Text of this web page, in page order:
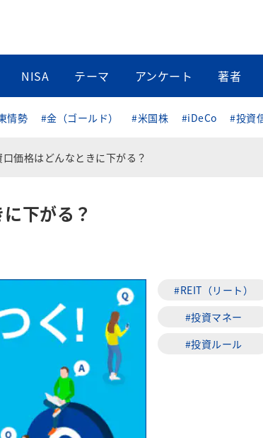
NISA テーマ アンケート 著者
情勢 #金（ゴールド） #米国株 #iDeCo #投資
口価格はどんなときに下がる？
下がる？
#REIT（リート）
#投資マネー
#投資ルール